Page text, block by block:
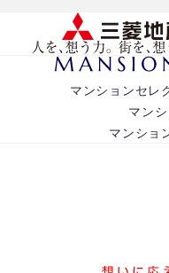
マンションセレ
マン
マンショ